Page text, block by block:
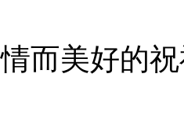
而美好的